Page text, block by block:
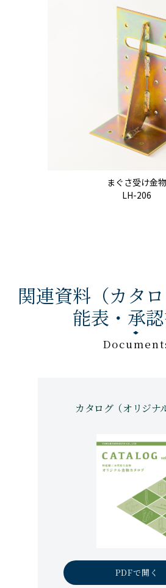
まぐさ受け金物
LH-206
関連資料（カタ
能表・承認
カタログ（オリジナ
PDFで開く